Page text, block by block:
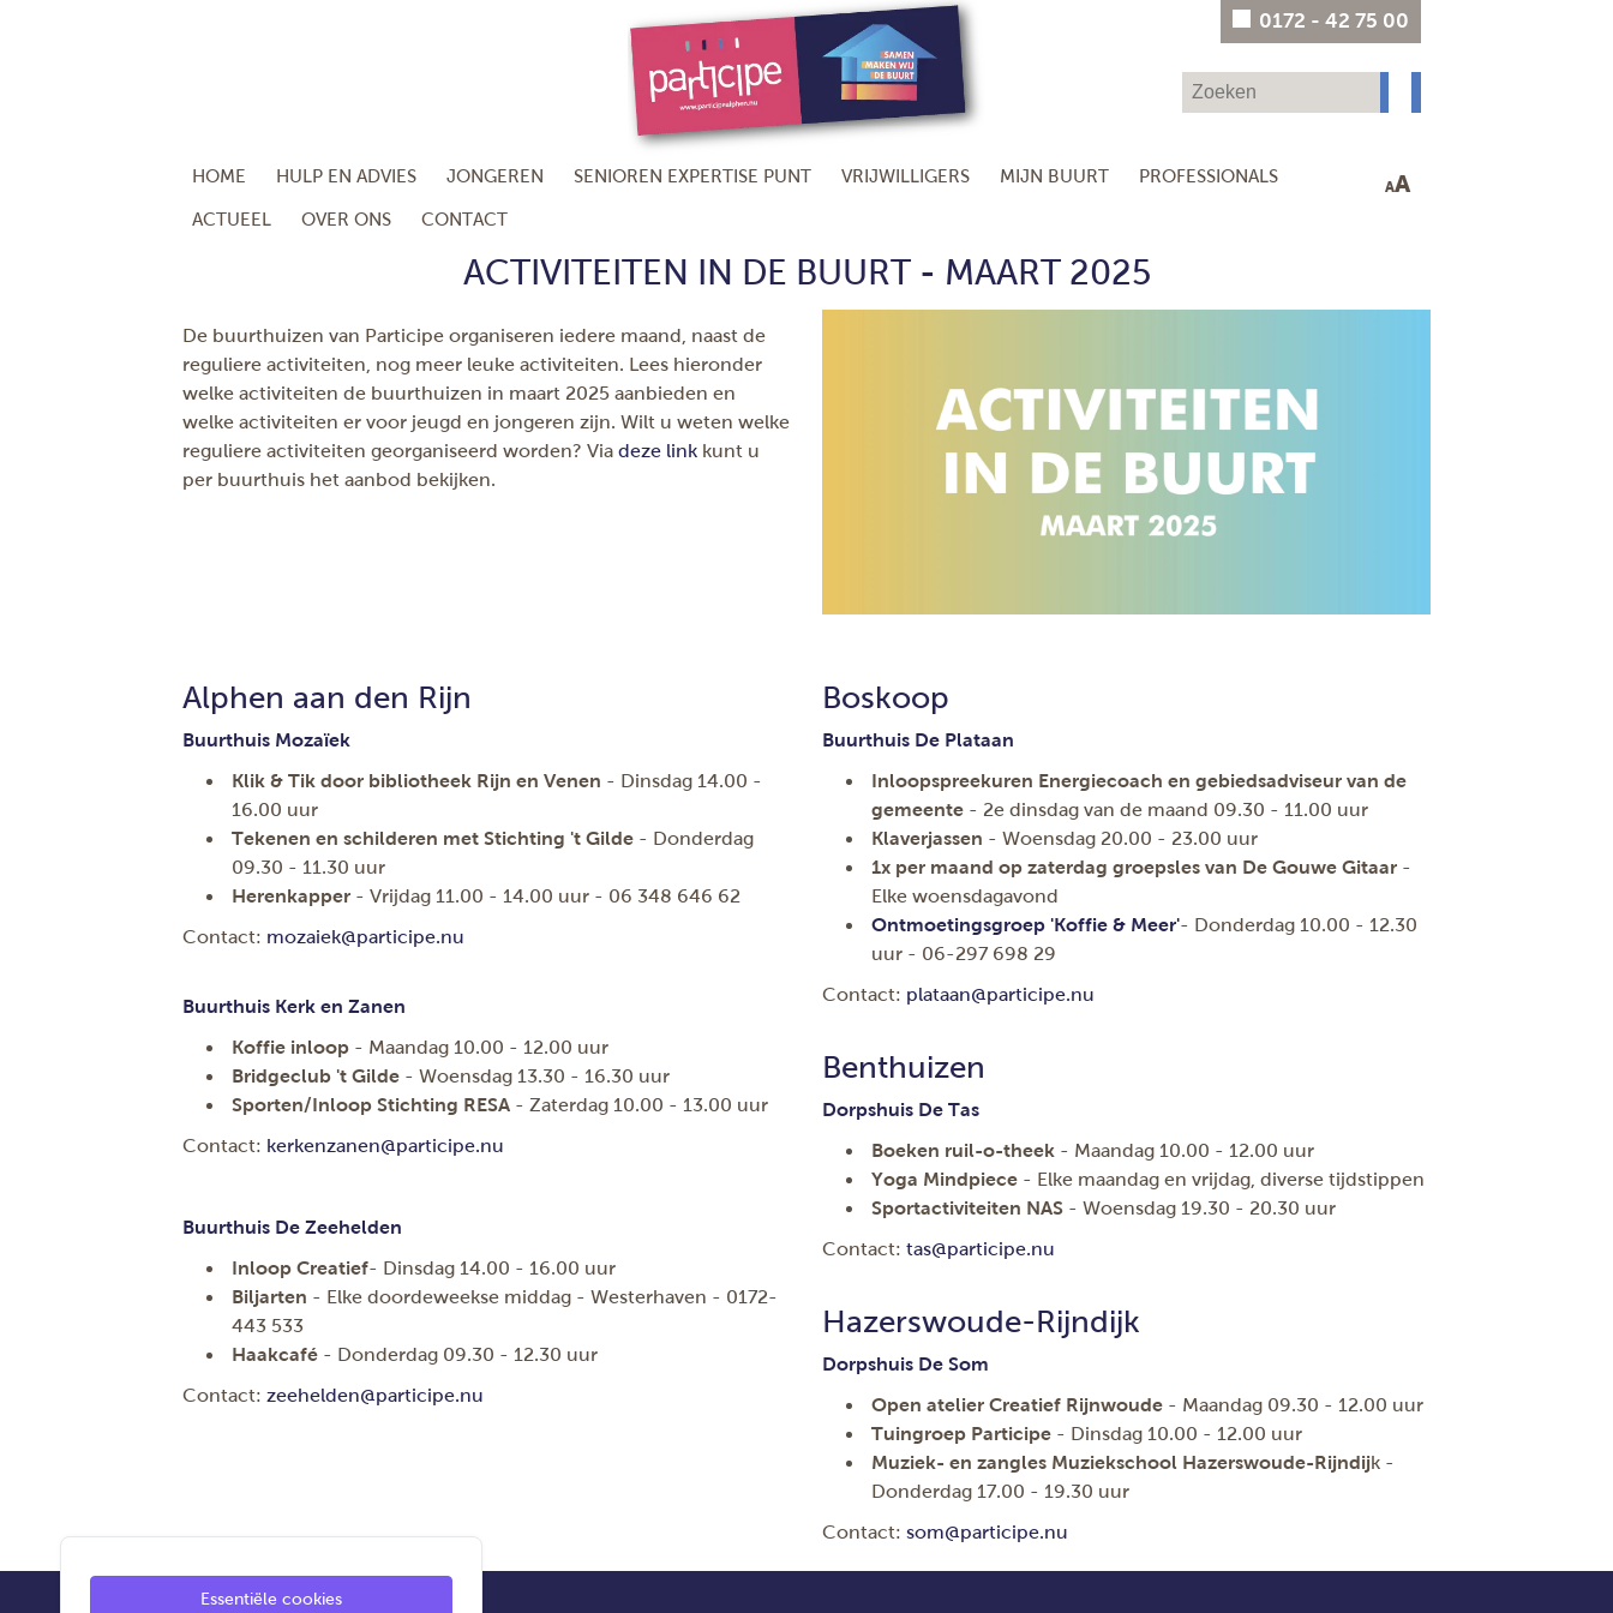
0172 - 42 75 00
HOME HULP EN ADVIES JONGEREN SENIOREN EXPERTISE PUNT VRIJWILLIGERS MIJN BUURT PROFESSIONALS
ACTUEEL OVER ONS CONTACT
AA
ACTIVITEITEN IN DE BUURT - MAART 2025
De buurthuizen van Participe organiseren iedere maand, naast de
reguliere activiteiten, nog meer leuke activiteiten. Lees hieronder
welke activiteiten de buurthuizen in maart 2025 aanbieden en
welke activiteiten er voor jeugd en jongeren zijn. Wilt u weten welke
reguliere activiteiten georganiseerd worden? Via deze link kunt u
per buurthuis het aanbod bekijken.
Alphen aan den Rijn
Buurthuis Mozaïek
Klik & Tik door bibliotheek Rijn en Venen - Dinsdag 14.00 -
16.00 uur
Tekenen en schilderen met Stichting 't Gilde - Donderdag
09.30 - 11.30 uur
Herenkapper - Vrijdag 11.00 - 14.00 uur - 06 348 646 62
Contact: mozaiek@participe.nu
Buurthuis Kerk en Zanen
Koffie inloop - Maandag 10.00 - 12.00 uur
Bridgeclub 't Gilde - Woensdag 13.30 - 16.30 uur
Sporten/Inloop Stichting RESA - Zaterdag 10.00 - 13.00 uur
Contact: kerkenzanen@participe.nu
Buurthuis De Zeehelden
Inloop Creatief- Dinsdag 14.00 - 16.00 uur
Biljarten - Elke doordeweekse middag - Westerhaven - 0172-
443 533
Haakcafé - Donderdag 09.30 - 12.30 uur
Contact: zeehelden@participe.nu
Boskoop
Buurthuis De Plataan
Inloopspreekuren Energiecoach en gebiedsadviseur van de
gemeente - 2e dinsdag van de maand 09.30 - 11.00 uur
Klaverjassen - Woensdag 20.00 - 23.00 uur
1x per maand op zaterdag groepsles van De Gouwe Gitaar -
Elke woensdagavond
Ontmoetingsgroep 'Koffie & Meer'- Donderdag 10.00 - 12.30
uur - 06-297 698 29
Contact: plataan@participe.nu
Benthuizen
Dorpshuis De Tas
Boeken ruil-o-theek - Maandag 10.00 - 12.00 uur
Yoga Mindpiece- Elke maandag en vrijdag, diverse tijdstippen
Sportactiviteiten NAS- Woensdag 19.30 - 20.30 uur
Contact: tas@participe.nu
Hazerswoude-Rijndijk
Dorpshuis De Som
Open atelier Creatief Rijnwoude- Maandag 09.30 - 12.00 uur
Tuingroep Participe- Dinsdag 10.00 - 12.00 uur
Muziek- en zangles Muziekschool Hazerswoude-Rijndijk -
Donderdag 17.00 - 19.30 uur
Contact: som@participe.nu
Essentiële cookies